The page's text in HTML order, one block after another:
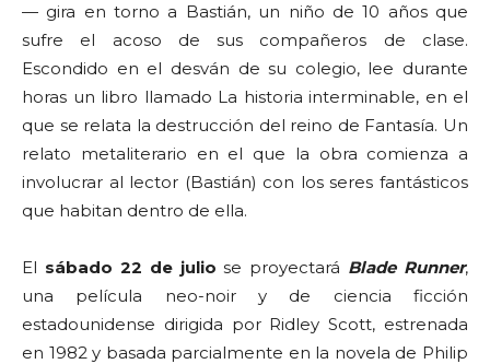
— gira en torno a Bastián, un niño de 10 años que
sufre el acoso de sus compañeros de clase.
Escondido en el desván de su colegio, lee durante
horas un libro llamado La historia interminable, en el
que se relata la destrucción del reino de Fantasía. Un
relato metaliterario en el que la obra comienza a
involucrar al lector (Bastián) con los seres fantásticos
que habitan dentro de ella.
El sábado 22 de julio se proyectará Blade Runner,
una película neo-noir y de ciencia ficción
estadounidense dirigida por Ridley Scott, estrenada
en 1982 y basada parcialmente en la novela de Philip